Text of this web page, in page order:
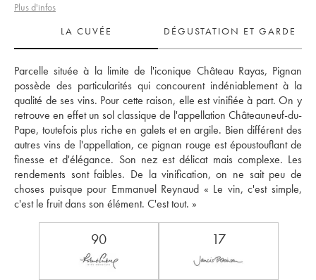
Plus d'infos
LA CUVÉE
DÉGUSTATION ET GARDE
Parcelle située à la limite de l'iconique Château Rayas, Pignan
possède des particularités qui concourent indéniablement à la
qualité de ses vins. Pour cette raison, elle est vinifiée à part. On y
retrouve en effet un sol classique de l'appellation Châteauneuf-du-
Pape, toutefois plus riche en galets et en argile. Bien différent des
autres vins de l'appellation, ce pignan rouge est époustouflant de
finesse et d'élégance. Son nez est délicat mais complexe. Les
rendements sont faibles. De la vinification, on ne sait peu de
choses puisque pour Emmanuel Reynaud « Le vin, c'est simple,
c'est le fruit dans son élément. C'est tout. »
90 17